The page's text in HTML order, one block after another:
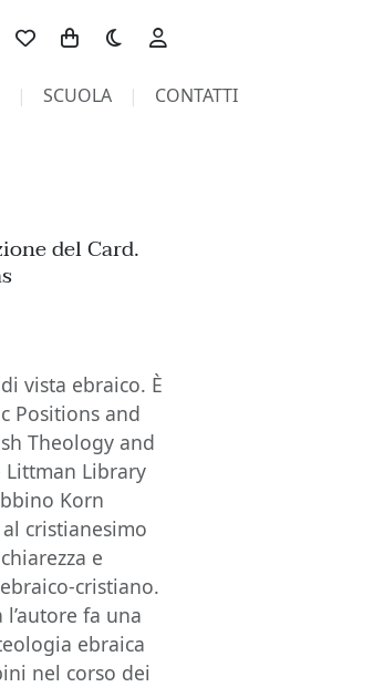
Toggle theme
SCUOLA CONTATTI
del Card.
vista ebraico. È
Positions and
Theology and
Littman Library
Korn
cristianesimo
e
cristiano.
fa una
ebraica
nel corso dei